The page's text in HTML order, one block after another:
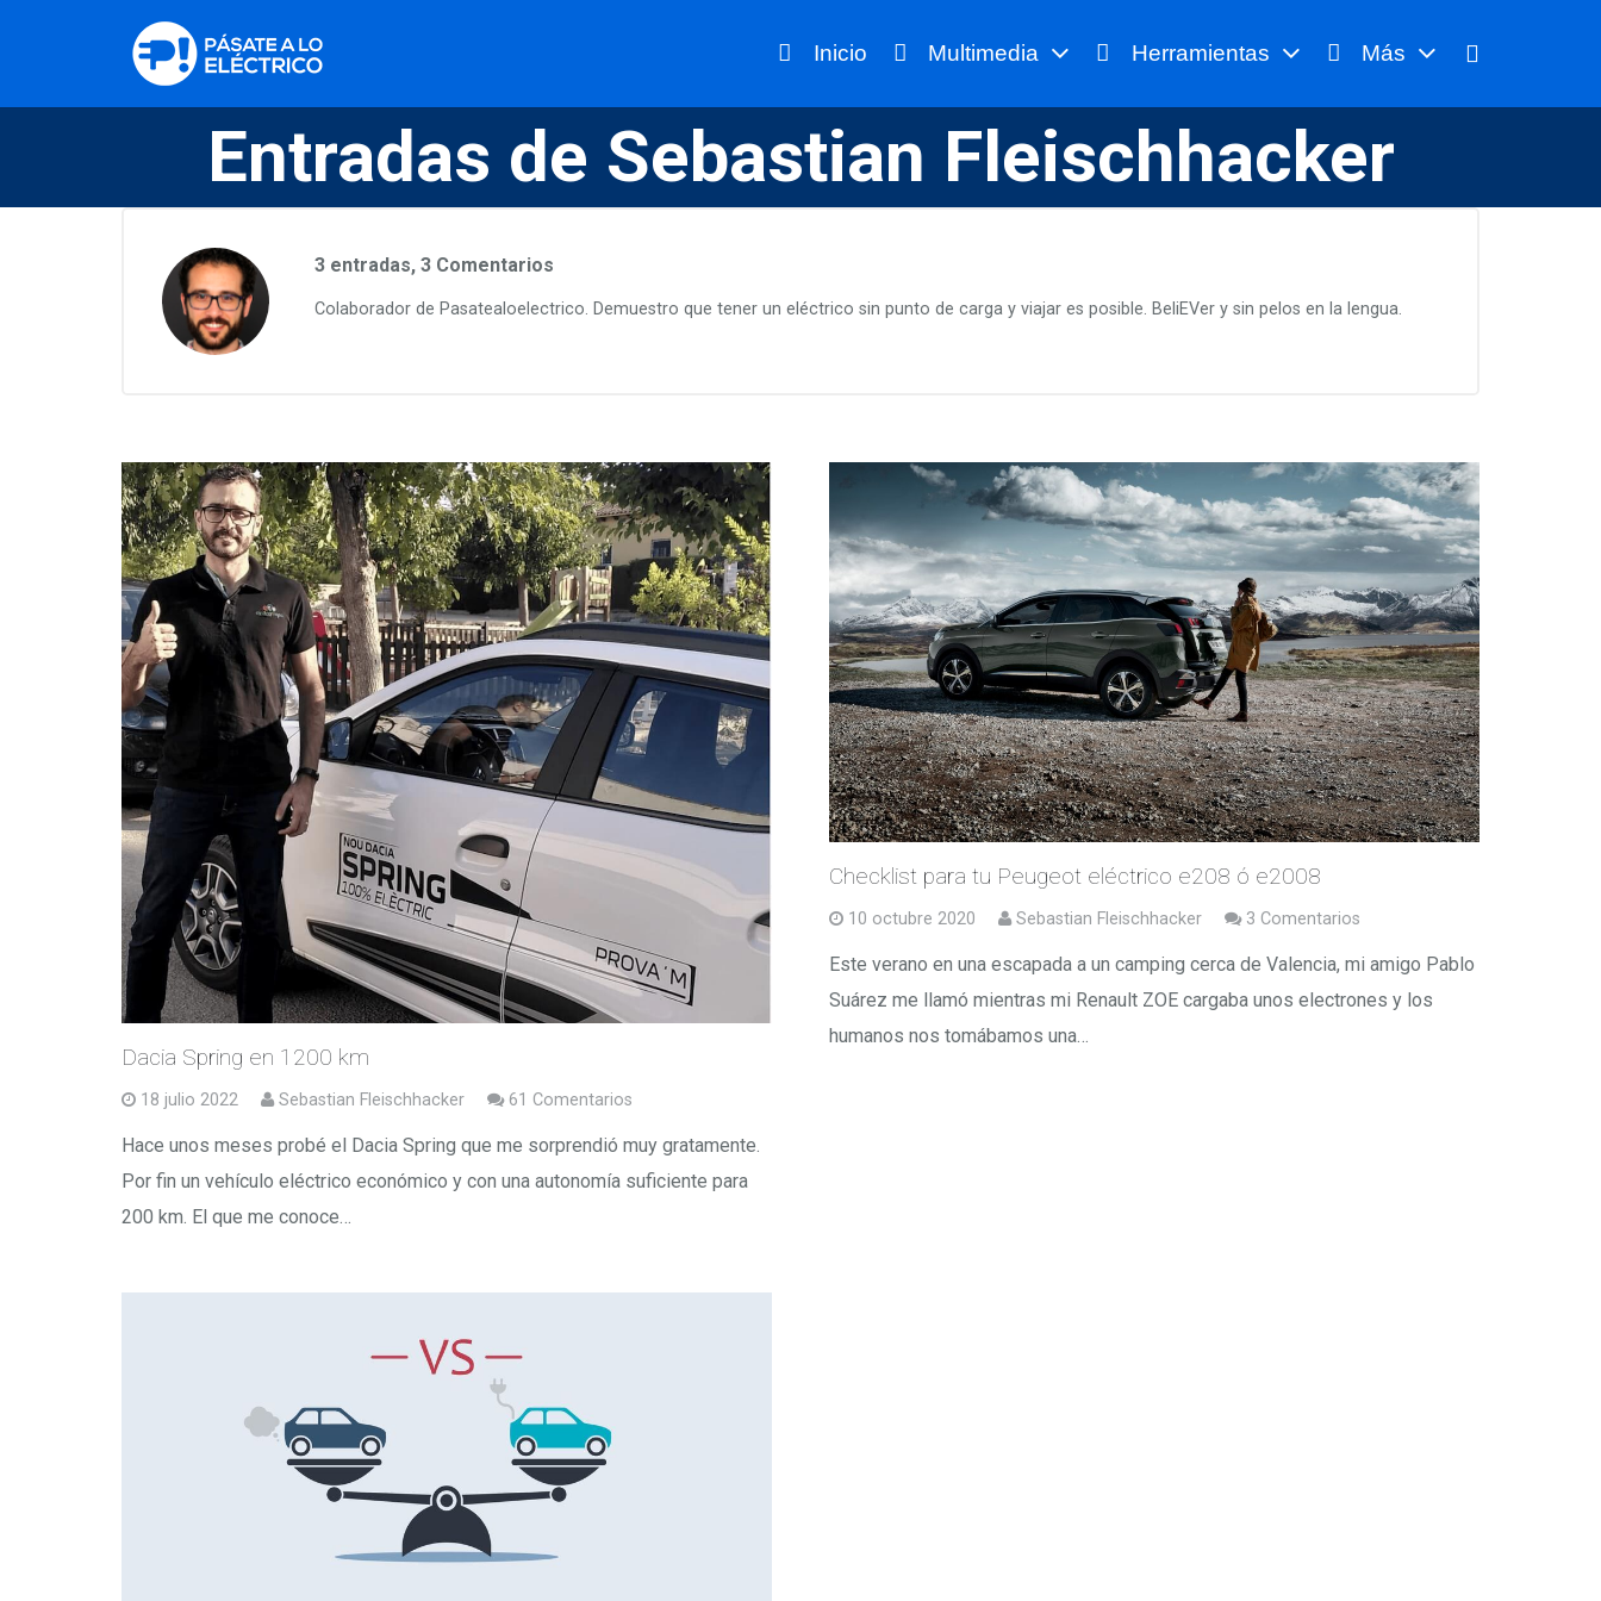
Inicio Multimedia Herramientas Más
Entradas de Sebastian Fleischhacker
3 entradas, 3 Comentarios
Colaborador de Pasatealoelectrico. Demuestro que tener un eléctrico sin punto de carga y viajar es posible. BeliEVer y sin pelos en la lengua.
Dacia Spring en 1200 km
18 julio 2022 Sebastian Fleischhacker 61Comentarios
Hace unos meses probé el Dacia Spring que me sorprendió muy gratamente.
Por fin un vehículo eléctrico económico y con una autonomía suficiente para
200 km. El que me conoce…
Checklist para tu Peugeot eléctrico e208 ó e2008
10 octubre 2020 Sebastian Fleischhacker 3Comentarios
Este verano en una escapada a un camping cerca de Valencia, mi amigo Pablo
Suárez me llamó mientras mi Renault ZOE cargaba unos electrones y los
humanos nos tomábamos una…